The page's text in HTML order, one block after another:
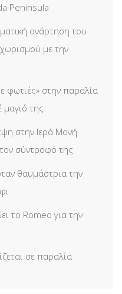
Peninsula
ανάρτηση του
με την
φωτιές» στην παραλία
μαγιό της
στην Ιερά Μονή
σύντροφό της
θαυμάστρια την
το Romeo για την
σε παραλία